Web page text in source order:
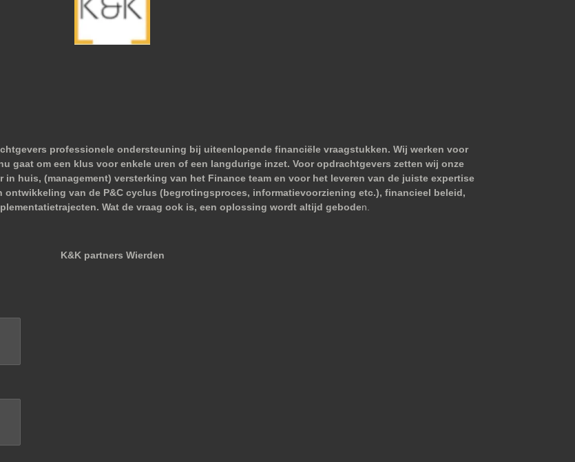
professionele ondersteuning bij uiteenlopende financiële vraagstukken. Wij werken voor
gaat om een klus voor enkele uren of een langdurige inzet. Voor opdrachtgevers zetten wij onze
huis, (management) versterking van het Finance team en voor het leveren van de juiste expertise
van de P&C cyclus (begrotingsproces, informatievoorziening etc.), financieel beleid,
Wat de vraag ook is, een oplossing wordt altijd geboden.
K&K partners Wierden